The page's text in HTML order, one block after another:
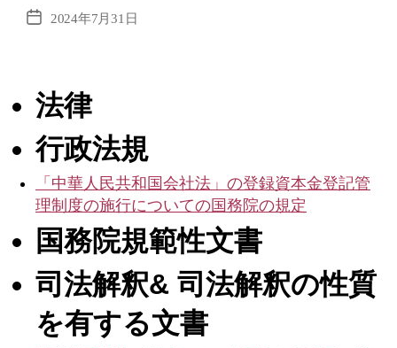
务
所
投
2024年7月31日
法律
行政法規
「中華人民共和国会社法」の登録資本金登記管
理制度の施行についての国務院の規定
国務院規範性文書
司法解釈& 司法解釈の性質
を有する文書